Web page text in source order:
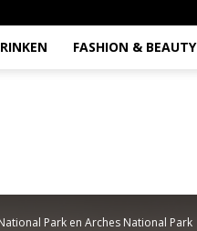
FASHION & BEAUTY
Park en Arches National Park